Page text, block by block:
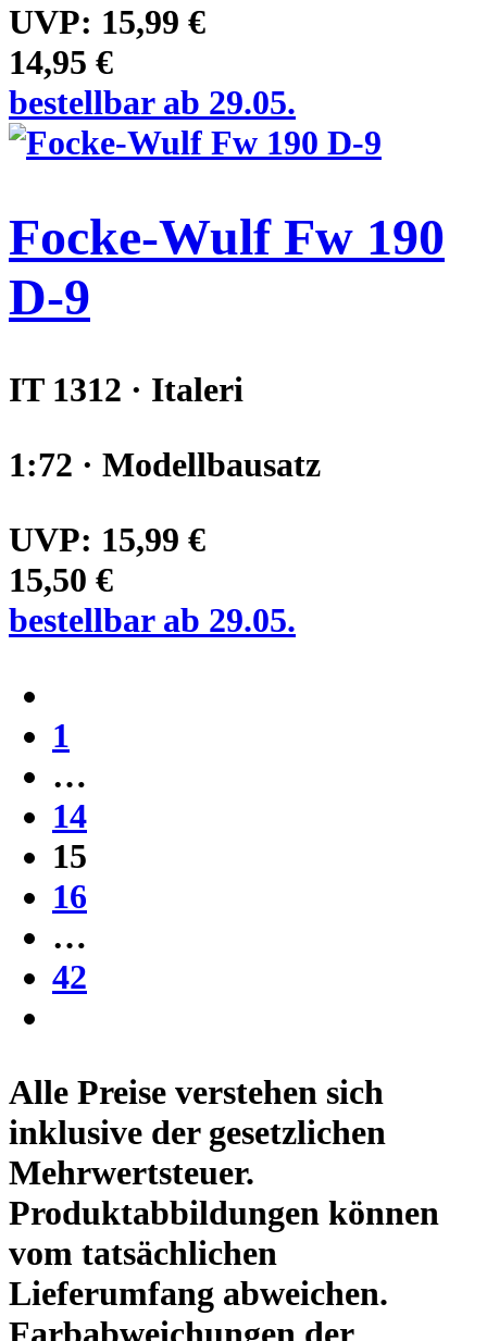
UVP: 15,99 €
14,95 €
bestellbar ab 29.05.
Focke-Wulf Fw 190
D-9
IT 1312 · Italeri
1:72 · Modellbausatz
UVP: 15,99 €
15,50 €
bestellbar ab 29.05.
1
…
14
15
16
…
42
Alle Preise verstehen sich
inklusive der gesetzlichen
Mehrwertsteuer.
Produktabbildungen können
vom tatsächlichen
Lieferumfang abweichen.
Farbabweichungen der